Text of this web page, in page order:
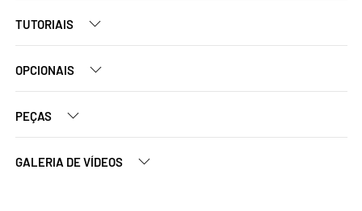
TUTORIAIS
OPCIONAIS
PEÇAS
GALERIA DE VÍDEOS